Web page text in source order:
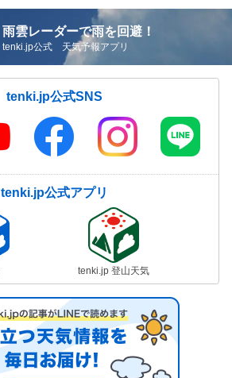
雨雲レーダーで雨を回避！
tenki.jp公式 天気予報アプリ
tenki.jp公式SNS
tenki.jp公式アプリ
tenki.jp 登山天気